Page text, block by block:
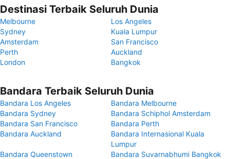
Destinasi Terbaik Seluruh Dunia
Melbourne
Los Angeles
Sydney
Kuala Lumpur
Amsterdam
San Francisco
Perth
Auckland
London
Bangkok
Bandara Terbaik Seluruh Dunia
Bandara Los Angeles
Bandara Melbourne
Bandara Sydney
Bandara Schiphol Amsterdam
Bandara San Francisco
Bandara Perth
Bandara Auckland
Bandara Internasional Kuala
Lumpur
Bandara Queenstown
Bandara Suvarnabhumi Bangkok